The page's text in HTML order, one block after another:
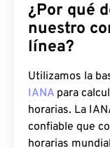
¿Por qué
nuestro
línea?
Utilizamos la
IANA para
horarias. La
confiable que
horarias